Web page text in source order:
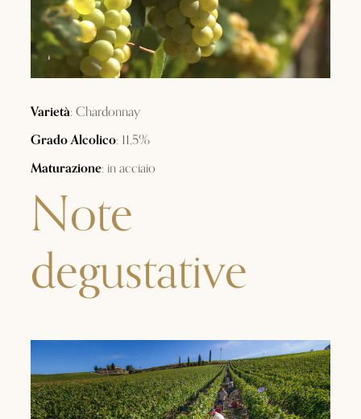
Varietà: Chardonnay
Grado Alcolico: 11,5%
Maturazione: in acciaio
Note
degustative